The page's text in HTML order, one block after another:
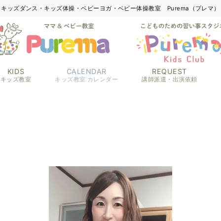
キッズダンス・キッズ体操・ベビーヨガ・ベビー体操教室 Purema（プレマ）
KIDS
キッズ教室
CALENDAR
キッズ教室 カレンダー
REQUEST
講師派遣・出演依頼